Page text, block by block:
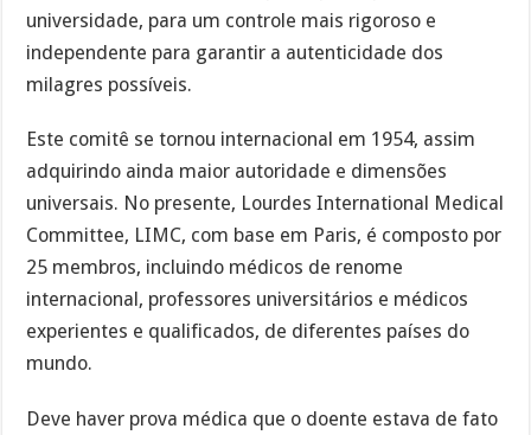
universidade, para um controle mais rigoroso e
independente para garantir a autenticidade dos
milagres possíveis.
Este comitê se tornou internacional em 1954, assim
adquirindo ainda maior autoridade e dimensões
universais. No presente, Lourdes International Medical
Committee, LIMC, com base em Paris, é composto por
25 membros, incluindo médicos de renome
internacional, professores universitários e médicos
experientes e qualificados, de diferentes países do
mundo.
Deve haver prova médica que o doente estava de fato